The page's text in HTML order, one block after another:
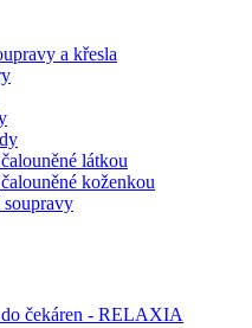
a křesla
látkou
koženkou
soupravy
čekáren - RELAXIA